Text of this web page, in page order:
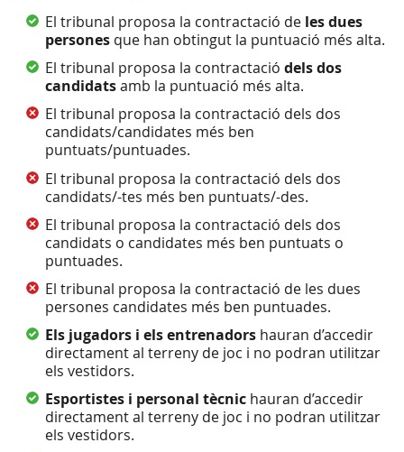
El tribunal proposa la contractació de les dues
persones que han obtingut la puntuació més alta.
El tribunal proposa la contractació dels dos
candidatsamb la puntuació més alta.
El tribunal proposa la contractació dels dos
candidats/candidates més ben
puntuats/puntuades.
El tribunal proposa la contractació dels dos
candidats/-tes més ben puntuats/-des.
El tribunal proposa la contractació dels dos
candidats o candidates més ben puntuats o
puntuades.
El tribunal proposa la contractació de les dues
persones candidates més ben puntuades.
Els jugadors i els entrenadors hauran d’accedir
directament al terreny de joc i no podran utilitzar
els vestidors.
Esportistes i personal tècnic hauran d’accedir
directament al terreny de joc i no podran utilitzar
els vestidors.